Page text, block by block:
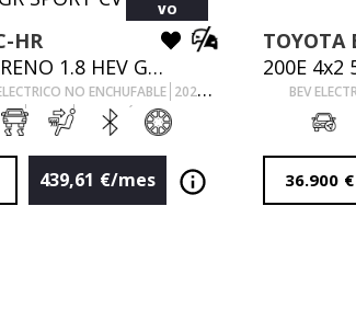
VO
HR
TODOTERRENO 1.8 HEV GR SPORT CVT 140 5P
NO ENCHUFABLE 2026
Km 140Cv AUTOMÁTICO
439,61 €/mes
TOYOTA
200E 4x2
BEV
36.900 €